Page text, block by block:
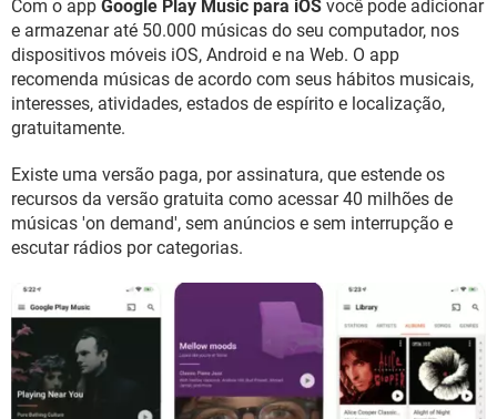
GUIA DE COMPRAS
Com o app Google Play Music para iOS você pode adicionar
e armazenar até 50.000 músicas do seu computador, nos
dispositivos móveis iOS, Android e na Web. O app
recomenda músicas de acordo com seus hábitos musicais,
interesses, atividades, estados de espírito e localização,
gratuitamente.
Existe uma versão paga, por assinatura, que estende os
recursos da versão gratuita como acessar 40 milhões de
músicas 'on demand', sem anúncios e sem interrupção e
escutar rádios por categorias.